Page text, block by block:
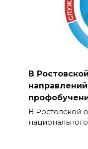
В
В Ростовской